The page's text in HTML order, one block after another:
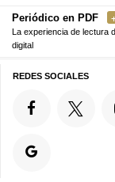
Periódico en PDF
La experiencia de lectura
digital
REDES SOCIALES